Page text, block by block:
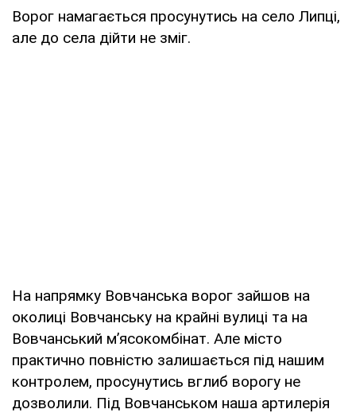
Ворог намагається просунутись на село Липці,
але до села дійти не зміг.
На напрямку Вовчанська ворог зайшов на
околиці Вовчанську на крайні вулиці та на
Вовчанський мʼясокомбінат. Але місто
практично повністю залишається під нашим
контролем, просунутись вглиб ворогу не
дозволили. Під Вовчанськом наша артилерія